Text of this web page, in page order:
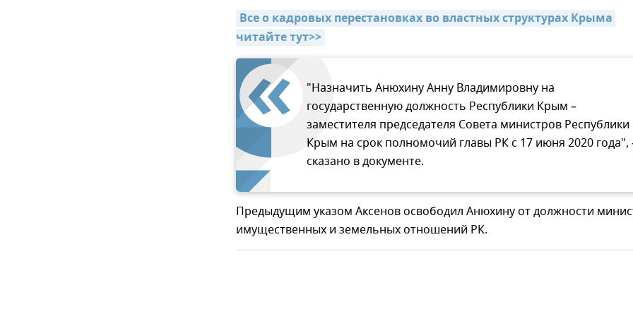
Все о кадровых перестановках во властных структурах Крыма
читайте тут>>
"Назначить Анюхину Анну Владимировну на
государственную должность Республики Крым –
заместителя председателя Совета министров Республики
Крым на срок полномочий главы РК с 17 июня 2020 года",
сказано в документе.
Предыдущим указом Аксенов освободил Анюхину от должности
имущественных и земельных отношений РК.